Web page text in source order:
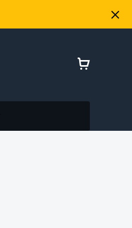
NÁKUPNÍ